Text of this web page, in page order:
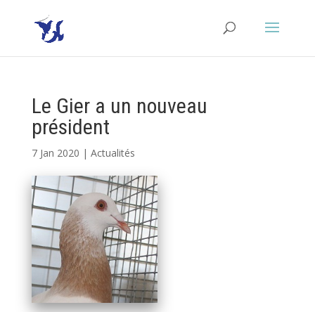
Le Gier a un nouveau
président
7 Jan 2020 | Actualités